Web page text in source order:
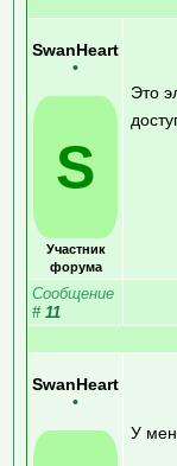
SwanHeart
•
S
Участник
форума
Это
Сообщение
# 11
SwanHeart
•
У